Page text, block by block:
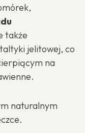
także
jelitowej, co
na
naturalnym